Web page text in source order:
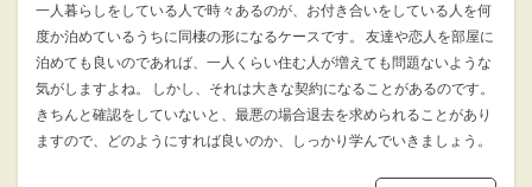
一人暮らしをしている人で時々あるのが、お付き合いをしている人を何
度か泊めているうちに同棲の形になるケースです。 友達や恋人を部屋に
泊めても良いのであれば、一人くらい住む人が増えても問題ないような
気がしますよね。 しかし、それは大きな契約になることがあるのです。
きちんと確認をしていないと、最悪の場合退去を求められることがあり
ますので、どのようにすれば良いのか、しっかり学んでいきましょう。